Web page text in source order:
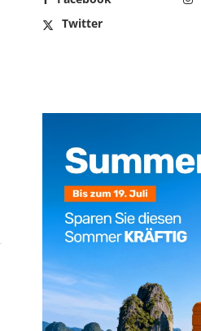
Twitter